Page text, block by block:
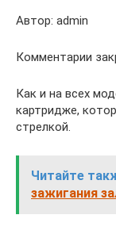
Автор: admin
Комментарии
Как и на всех
картридже,
стрелкой.
Читайте
зажигания